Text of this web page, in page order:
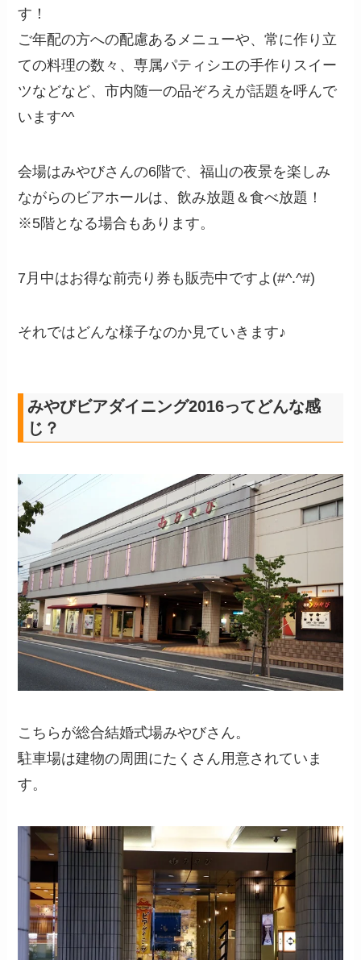
す！
ご年配の方への配慮あるメニューや、常に作り立
ての料理の数々、専属パティシエの手作りスイー
ツなどなど、市内随一の品ぞろえが話題を呼んで
います^^
会場はみやびさんの6階で、福山の夜景を楽しみ
ながらのビアホールは、飲み放題＆食べ放題！
※5階となる場合もあります。
7月中はお得な前売り券も販売中ですよ(#^.^#)
それではどんな様子なのか見ていきます♪
みやびビアダイニング2016ってどんな感
じ？
こちらが総合結婚式場みやびさん。
駐車場は建物の周囲にたくさん用意されていま
す。